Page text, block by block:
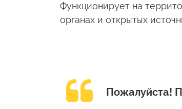
Функционирует на
органах и открытых
Пожалуйста!